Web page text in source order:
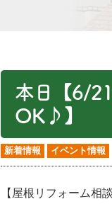
本日【6/
OK♪】
新着情報 イベント情報
【屋根リフォーム相